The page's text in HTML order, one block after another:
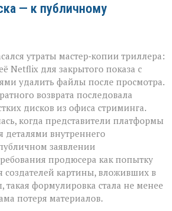
— к публичному
утраты мастер‑копии триллера:
Netflix для закрытого показа с
удалить файлы после просмотра.
возврата последовала
дисков из офиса стриминга.
когда представители платформы
деталями внутреннего
заявлении
продюсера как попытку
создателей картины, вложивших в
такая формулировка стала не менее
потеря материалов.